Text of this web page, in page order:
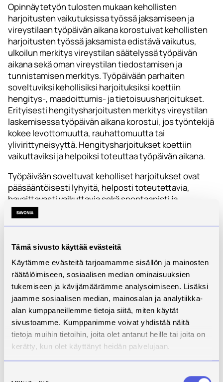
Tämä sivusto käyttää evästeitä
Käytämme evästeitä tarjoamamme sisällön ja mainosten
räätälöimiseen, sosiaalisen median ominaisuuksien
tukemiseen ja kävijämäärämme analysoimiseen. Lisäksi
jaamme sosiaalisen median, mainosalan ja analytiikka-
alan kumppaneillemme tietoja siitä, miten käytät
sivustoamme. Kumppanimme voivat yhdistää näitä
tietoja muihin tietoihin, joita olet antanut heille tai joita on
kerätty, kun olet käyttänyt heidän palvelujaan.
Opinnäytetyön tulosten mukaan kehollisten
harjoitusten vaikutuksissa työssä jaksamiseen ja
vireystilaan työpäivän aikana korostuivat kehollisten
harjoitusten työssä jaksamista edistävä vaikutus,
ulkoilun merkitys vireystilan säätelyssä työpäivän
aikana sekä oman vireystilan tiedostamisen ja
tunnistamisen merkitys. Työpäivään parhaiten
soveltuviksi kehollisiksi harjoituksiksi koettiin
hengitys-, maadoittumis- ja tietoisuusharjoitukset.
Erityisesti hengitysharjoitusten merkitys vireystilan
laskemisessa työpäivän aikana korostui, jos työntekijä
kokee levottomuutta, rauhattomuutta tai
ylivirittyneisyyttä. Hengitysharjoitukset koettiin
vaikuttaviksi ja helpoiksi toteuttaa työpäivän aikana.
Työpäivään soveltuvat keholliset harjoitukset ovat
pääsääntöisesti lyhyitä, helposti toteutettavia,
havaittavasti vaikuttavia sekä spontaanisti ja
huomaamattomasti työpäivän aikana toteutettavia.
Tulosten pohjalta kehitettiin Työ ja mielen hyvinvointi
– Mieliteko 2.0 -hankkeen käyttöön kolme digitaalista
harjoitusvideota kehollisista harjoituksista, jotka
pohjautuvat Traumatietoisuutta työyhteisöihin -
koulutukseen osallistuneiden kokemuksiin sekä
aiheesta olevaan ajantasaiseen tutkimustietoon.
Keholliset
harjoitukset
työpäivän aikana